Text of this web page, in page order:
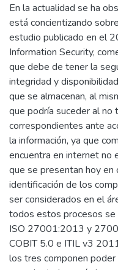
En la actualidad se ha
está concientizando
estudio publicado en el
Information Security,
que debe de tener la
integridad y
que se almacenan, al
que podría suceder al no
correspondientes ante
la información, ya que
encuentra en internet no
que se presentan hoy en
identificación de los
ser considerados en el
todos estos procesos se
ISO 27001:2013 y
COBIT 5.0 e ITIL v3
los tres componen poder